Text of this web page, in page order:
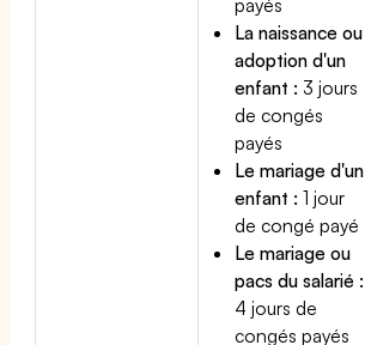
La naissance ou
adoption d'un
enfant : 3 jours
de congés
payés
Le mariage d'un
enfant : 1 jour
de congé payé
Le mariage ou
pacs du salarié :
4 jours de
congés payés